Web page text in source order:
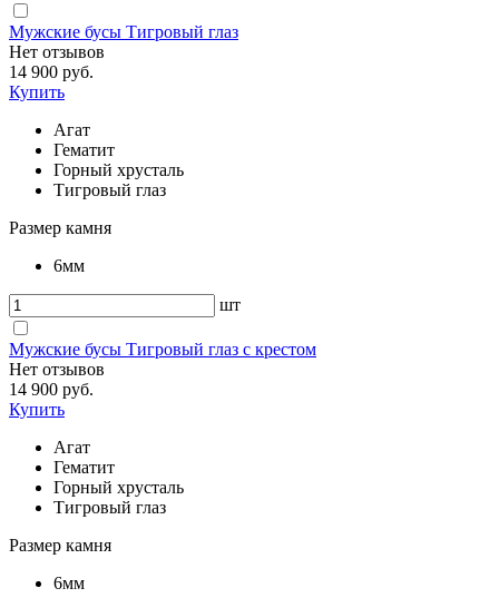
Мужские бусы Тигровый глаз
Нет отзывов
14 900 руб.
Купить
Агат
Гематит
Горный хрусталь
Тигровый глаз
Размер камня
6мм
шт
Мужские бусы Тигровый глаз с крестом
Нет отзывов
14 900 руб.
Купить
Агат
Гематит
Горный хрусталь
Тигровый глаз
Размер камня
6мм